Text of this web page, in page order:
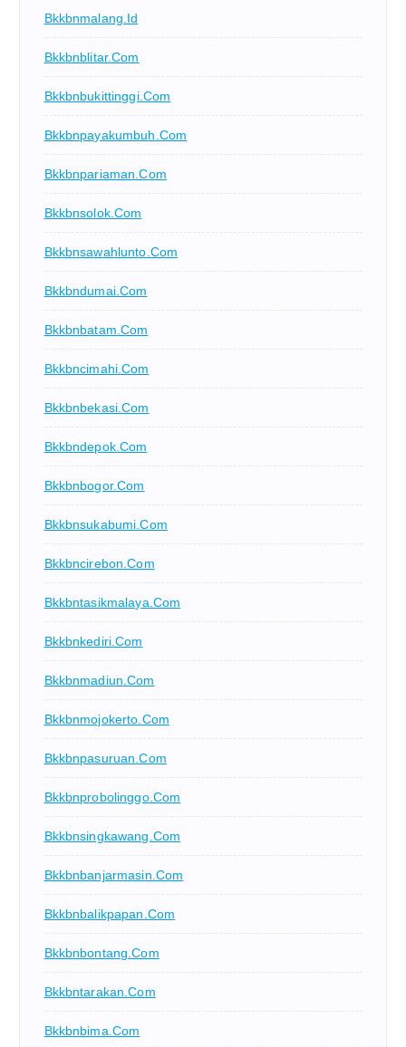
Bkkbnmalang.id
Bkkbnblitar.com
Bkkbnbukittinggi.com
Bkkbnpayakumbuh.com
Bkkbnpariaman.com
Bkkbnsolok.com
Bkkbnsawahlunto.com
Bkkbndumai.com
Bkkbnbatam.com
Bkkbncimahi.com
Bkkbnbekasi.com
Bkkbndepok.com
Bkkbnbogor.com
Bkkbnsukabumi.com
Bkkbncirebon.com
Bkkbntasikmalaya.com
Bkkbnkediri.com
Bkkbnmadiun.com
Bkkbnmojokerto.com
Bkkbnpasuruan.com
Bkkbnprobolinggo.com
Bkkbnsingkawang.com
Bkkbnbanjarmasin.com
Bkkbnbalikpapan.com
Bkkbnbontang.com
Bkkbntarakan.com
Bkkbnbima.com